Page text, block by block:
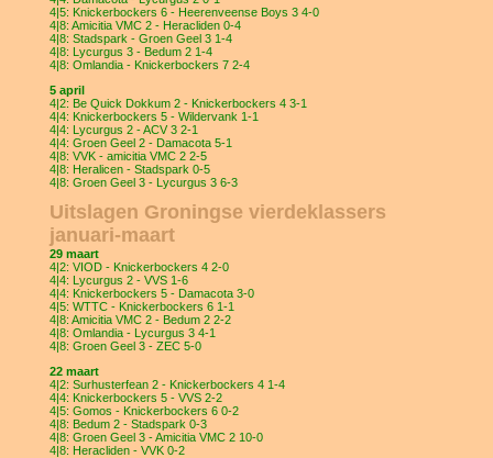
4|5: Knickerbockers 6 - Heerenveense Boys 3 4-0
4|8: Amicitia VMC 2 - Heracliden 0-4
4|8: Stadspark - Groen Geel 3 1-4
4|8: Lycurgus 3 - Bedum 2 1-4
4|8: Omlandia - Knickerbockers 7 2-4
5 april
4|2: Be Quick Dokkum 2 - Knickerbockers 4 3-1
4|4: Knickerbockers 5 - Wildervank 1-1
4|4: Lycurgus 2 - ACV 3 2-1
4|4: Groen Geel 2 - Damacota 5-1
4|8: VVK - amicitia VMC 2 2-5
4|8: Heralicen - Stadspark 0-5
4|8: Groen Geel 3 - Lycurgus 3 6-3
Uitslagen Groningse vierdeklassers
januari-maart
29 maart
4|2: VIOD - Knickerbockers 4 2-0
4|4: Lycurgus 2 - VVS 1-6
4|4: Knickerbockers 5 - Damacota 3-0
4|5: WTTC - Knickerbockers 6 1-1
4|8: Amicitia VMC 2 - Bedum 2 2-2
4|8: Omlandia - Lycurgus 3 4-1
4|8: Groen Geel 3 - ZEC 5-0
22 maart
4|2: Surhusterfean 2 - Knickerbockers 4 1-4
4|4: Knickerbockers 5 - VVS 2-2
4|5: Gomos - Knickerbockers 6 0-2
4|8: Bedum 2 - Stadspark 0-3
4|8: Groen Geel 3 - Amicitia VMC 2 10-0
4|8: Heracliden - VVK 0-2